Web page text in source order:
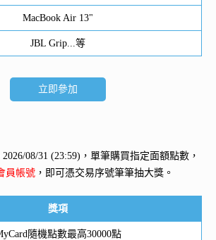
MacBook Air 13"
JBL Grip...等
立即參加
2026/08/31 (23:59)，單筆購買指定面額點數，
員帳號 ，即可憑交易序號筆筆抽大獎。
獎項
隨機點數最高30000點